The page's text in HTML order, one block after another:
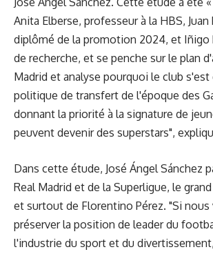
Anita Elberse, professeur à la HBS, Juan
diplômé de la promotion 2024, et Iñigo
de recherche, et se penche sur le plan
Madrid et analyse pourquoi le club s'est
politique de transfert de l'époque des
donnant la priorité à la signature de
peuvent devenir des superstars",
Dans cette étude, José Ángel Sánchez
Real Madrid et de la Superligue, le
et surtout de Florentino Pérez. "Si nous
préserver la position de leader du
l'industrie du sport et du